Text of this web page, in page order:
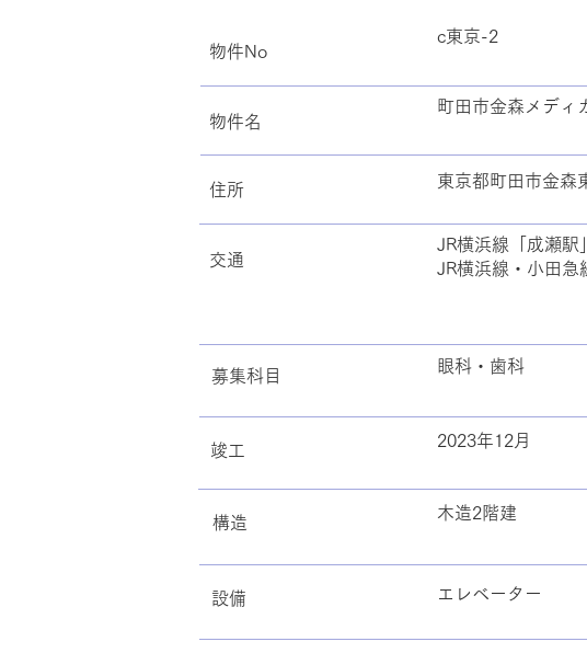
物件No
c東京-2
​物件名
町田市金森メディ
住所 東京都町田市金森
交通
JR横浜線「成瀬
JR横浜線・小田
募集科目
眼科・歯科
​竣工
2023年12月
​構造
木造2階建
​設備 エレベーター